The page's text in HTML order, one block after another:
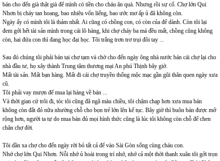
bán cho đến già thật già để mình có tiền cho cháu ăn quà. Nhưng rồi sự cố. Chợ lớn Qui
Nhơn bị cháy tan hoang, bao nhiêu vốn liếng, bao ước mơ ấp ủ đã không còn.
Ngày ấy có mình tôi là thảm nhất. Ai cũng có chồng con, có còn của để dành. Còn tôi lại
đem gởi hết tài sản mình trong cái lô hàng, khi chợ cháy ba má đều mất, chồng cũng không
còn, hai đứa con thì đang học đại học. Tôi trắng trơn trơ trụi đôi tay ...
Sau đó chúng tôi phải bán tại chợ tạm và chờ cho đến ngày ông nhà nước bán cái chợ lại cho
nhà đầu tư, họ xây thành Trung tâm thương mại An phú Thịnh bây giờ.
Mất tài sản. Mất bạn hàng. Mất đi cái chợ truyền thống mộc mạc gần gũi thân quen ngày xưa
cũ.
Tôi phải vay mượn để mua lại hàng về bán ...
Và thời gian cứ trôi đi, tóc tôi cũng đã ngã màu chiều, tôi chậm chạp hơn xưa mua bán
không còn đắt đỏ nữa nhường chỗ cho bọn trẻ lớn lên kế tục. Bây giờ thì buôn bán được mở
rộng hơn, người ta tự do mua bán đủ mọi hình thức cũng là lúc tôi không còn chỗ để chen
chân chợ đời.
Tôi dần xa chợ cho đến ngày rời bỏ tất cả để vào Sài Gòn sống cùng cháu con.
Nhớ chợ lớn Qui Nhơn. Nỗi nhớ ủ hoài trong trí nhớ, nhớ cả một thời thanh xuân tôi gởi trọn